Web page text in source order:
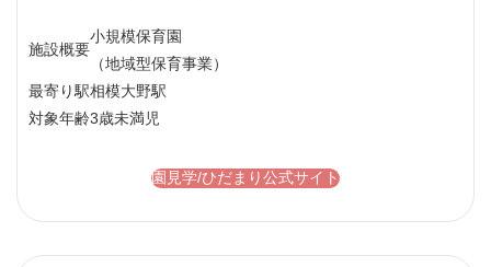
施設概要
小規模保育園
（地域型保育事業）
最寄り駅相模大野駅
対象年齢3歳未満児
園見学/ひだまり公式サイト